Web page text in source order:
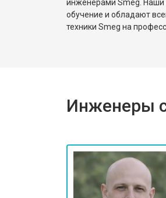
инженерами Smeg. Наши
обучение и обладают
техники Smeg на
Инженеры